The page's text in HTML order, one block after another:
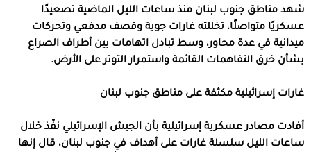
شهد مناطق جنوب لبنان منذ ساعات الليل الماضية تصعيدًا
عسكريًا متواصلًا، تخللته غارات جوية وقصف مدفعي وتحركات
ميدانية في عدة محاور، وسط تبادل اتهامات بين أطراف الصراع
بشأن خرق التفاهمات القائمة واستمرار التوتر على الأرض.
غارات إسرائيلية مكثفة على مناطق جنوب لبنان
أفادت مصادر عسكرية إسرائيلية بأن الجيش الإسرائيلي نفّذ خلال
ساعات الليل سلسلة غارات على أهداف في جنوب لبنان، قال إنها